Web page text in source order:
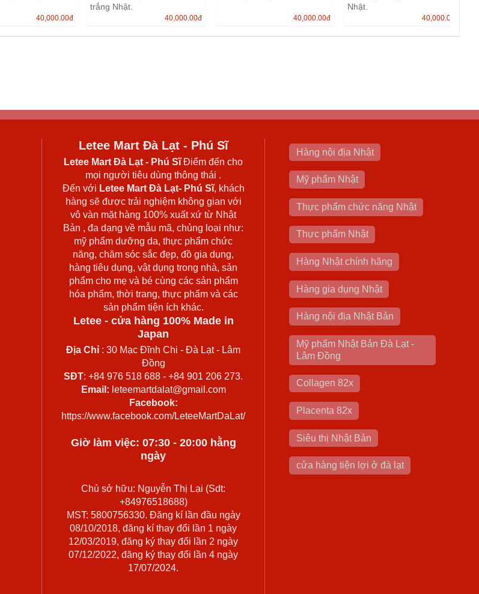
40,000.00đ
trắng Nhật.
40,000.00đ 40,000.00đ
Nhật.
40,000.00
Letee Mart Đà Lạt - Phú Sĩ
Letee Mart Đà Lạt - Phú SĩĐiểm đến cho
mọi người tiêu dùng thông thái .
Đến với Letee Mart Đà Lạt- Phú Sĩ, khách
hàng sẽ được trải nghiệm không gian với
vô vàn mặt hàng 100% xuất xứ từ Nhật
Bản , đa dạng về mẫu mã, chủng loại như:
mỹ phẩm dưỡng da, thực phẩm chức
năng, chăm sóc sắc đẹp, đồ gia dụng,
hàng tiêu dụng, vật dụng trong nhà, sản
phẩm cho mẹ và bé cùng các sản phẩm
hóa phẩm, thời trang, thực phẩm và các
sản phẩm tiện ích khác.
Letee - cửa hàng 100% Made in
Japan
Địa Chỉ : 30 Mạc Đĩnh Chi - Đà Lạt - Lâm
Đồng
SĐT: +84 976 518 688 - +84 901 206 273.
Email: leteemartdalat@gmail.com
Facebook:
https://www.facebook.com/LeteeMartDaLat/
Giờ làm việc: 07:30 - 20:00 hằng
ngày
Chủ sở hữu: Nguyễn Thị Lại (Sdt:
+84976518688)
MST: 5800756330. Đăng kí lần đầu ngày
08/10/2018, đăng kí thay đổi lần 1 ngày
12/03/2019, đăng ký thay đổi lần 2 ngày
07/12/2022, đăng ký thay đổi lần 4 ngày
17/07/2024.
Hàng nội địa Nhật
Mỹ phẩm Nhật
Thực phẩm chức năng Nhật
Thực phẩm Nhật
Hàng Nhật chính hãng
Hàng gia dụng Nhật
Hàng nội địa Nhật Bản
Mỹ phẩm Nhật Bản Đà Lạt -
Lâm Đồng
Collagen 82x
Placenta 82x
Siêu thị Nhật Bản
cửa hàng tiện lợi ở đà lạt